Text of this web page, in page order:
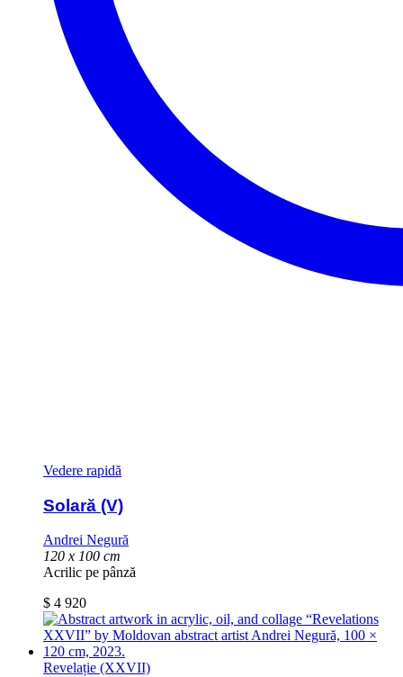
Vedere rapidă
Solară (V)
Andrei Negură
120 x 100 cm
Acrilic pe pânză
$ 4 920
Revelație (XXVII)